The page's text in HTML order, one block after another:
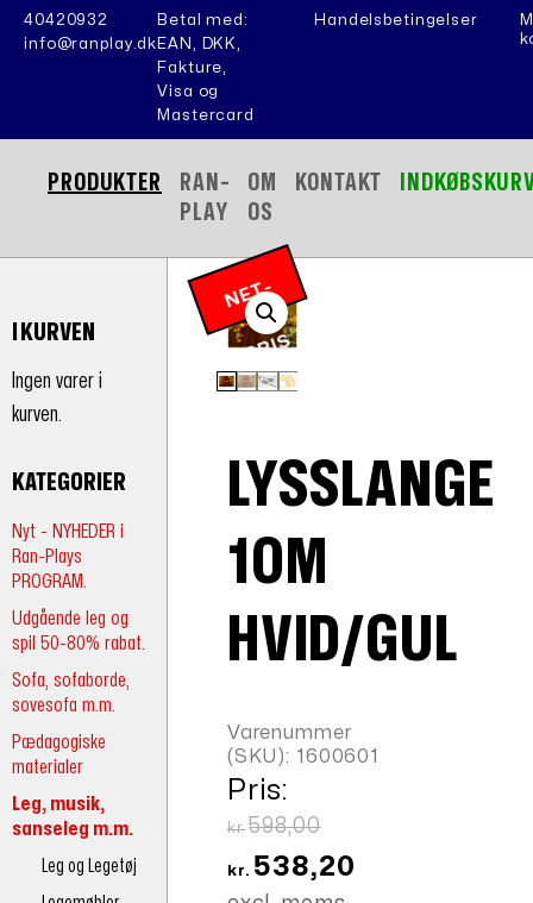
40420932
info@ranplay.dk
Betal med:
EAN, DKK,
Fakture,
Visa og
Mastercard
Handelsbetingelser
PRODUKTER
RAN-
PLAY
OM
OS
KONTAKT
I KURVEN
Ingen varer i
kurven.
KATEGORIER
Nyt - NYHEDER i
Ran-Plays
PROGRAM.
Udgående leg og
spil 50-80% rabat.
Sofa, sofaborde,
sovesofa m.m.
Pædagogiske
materialer
Leg, musik,
sanseleg m.m.
Leg og Legetøj
N
E
T
-
P
RI
S
LYSSLANGE
10M
HVID/GUL
Varenummer
(SKU): 1600601
Pris:
kr. 598,00Den
oprindelige
kr. 538,20